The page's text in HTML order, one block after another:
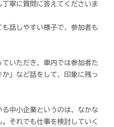
寧に質問に答えてくださいま
話しやすい様子で、参加者も
いただき、車内では参加者た
」など話をして、印象に残っ
中小企業というのは、なかな
それでも仕事を検討していく